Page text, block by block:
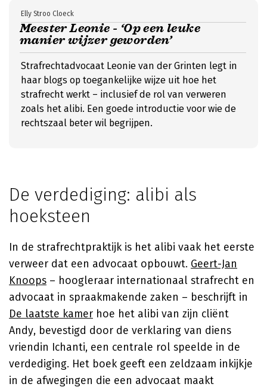
Meester Leonie - ‘Op een leuke
manier wijzer geworden’
Elly Stroo Cloeck
Strafrechtadvocaat Leonie van der Grinten legt in
haar blogs op toegankelijke wijze uit hoe het
strafrecht werkt – inclusief de rol van verweren
zoals het alibi. Een goede introductie voor wie de
rechtszaal beter wil begrijpen.
De verdediging: alibi als
hoeksteen
In de strafrechtpraktijk is het alibi vaak het eerste
verweer dat een advocaat opbouwt. Geert-Jan
Knoops – hoogleraar internationaal strafrecht en
advocaat in spraakmakende zaken – beschrijft in
De laatste kamer hoe het alibi van zijn cliënt
Andy, bevestigd door de verklaring van diens
vriendin Ichanti, een centrale rol speelde in de
verdediging. Het boek geeft een zeldzaam inkijkje
in de afwegingen die een advocaat maakt